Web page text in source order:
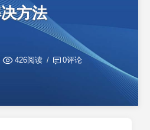
方法
426阅读 0评论